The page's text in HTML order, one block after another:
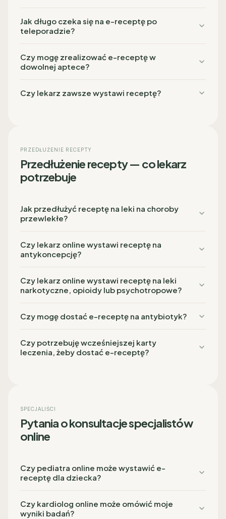
Jak długo czeka się na e-receptę po
teleporadzie?
Czy mogę zrealizować e-receptę w
dowolnej aptece?
Czy lekarz zawsze wystawi receptę?
PRZEDŁUŻENIE RECEPTY
Przedłużenie recepty — co lekarz
potrzebuje
Jak przedłużyć receptę na leki na choroby
przewlekłe?
Czy lekarz online wystawi receptę na
antykoncepcję?
Czy lekarz online wystawi receptę na leki
narkotyczne, opioidy lub psychotropowe?
Czy mogę dostać e-receptę na antybiotyk?
Czy potrzebuję wcześniejszej karty
leczenia, żeby dostać e-receptę?
SPECJALIŚCI
Pytania o konsultacje specjalistów
online
Czy pediatra online może wystawić e-
receptę dla dziecka?
Czy kardiolog online może omówić moje
wyniki badań?